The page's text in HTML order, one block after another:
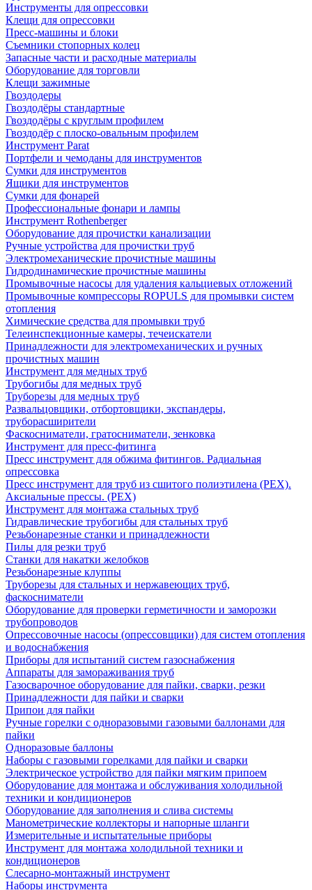
Инструменты для опрессовки
Клещи для опрессовки
Пресс-машины и блоки
Съемники стопорных колец
Запасные части и расходные материалы
Оборудование для торговли
Клещи зажимные
Гвоздодеры
Гвоздодёры стандартные
Гвоздодёры с круглым профилем
Гвоздодёр с плоско-овальным профилем
Инструмент Parat
Портфели и чемоданы для инструментов
Сумки для инструментов
Ящики для инструментов
Сумки для фонарей
Профессиональные фонари и лампы
Инструмент Rothenberger
Оборудование для прочистки канализации
Ручные устройства для прочистки труб
Электромеханические прочистные машины
Гидродинамические прочистные машины
Промывочные насосы для удаления кальциевых отложений
Промывочные компрессоры ROPULS для промывки систем
отопления
Химические средства для промывки труб
Телеинспекционные камеры, течеискатели
Принадлежности для электромеханических и ручных
прочистных машин
Инструмент для медных труб
Трубогибы для медных труб
Труборезы для медных труб
Развальцовщики, отбортовщики, экспандеры,
труборасширители
Фаскосниматели, гратосниматели, зенковка
Инструмент для пресс-фитинга
Пресс инструмент для обжима фитингов. Радиальная
опрессовка
Пресс инструмент для труб из сшитого полиэтилена (PEX).
Аксиальные прессы. (PEX)
Инструмент для монтажа стальных труб
Гидравлические трубогибы для стальных труб
Резьбонарезные станки и принадлежности
Пилы для резки труб
Станки для накатки желобков
Резьбонарезные клуппы
Труборезы для стальных и нержавеющих труб,
фаскосниматели
Оборудование для проверки герметичности и заморозки
трубопроводов
Опрессовочные насосы (опрессовщики) для систем отопления
и водоснабжения
Приборы для испытаний систем газоснабжения
Аппараты для замораживания труб
Газосварочное оборудование для пайки, сварки, резки
Принадлежности для пайки и сварки
Припои для пайки
Ручные горелки с одноразовыми газовыми баллонами для
пайки
Одноразовые баллоны
Наборы с газовыми горелками для пайки и сварки
Электрическое устройство для пайки мягким припоем
Оборудование для монтажа и обслуживания холодильной
техники и кондиционеров
Оборудование для заполнения и слива системы
Манометрические коллекторы и напорные шланги
Измерительные и испытательные приборы
Инструмент для монтажа холодильной техники и
кондиционеров
Слесарно-монтажный инструмент
Наборы инструмента